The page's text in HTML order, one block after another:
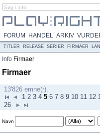
FORUM HANDEL ARKIV
TITLER RELEASE SERIER FIRMAER
Info Firmaer
Firmaer
13'826 emne(r).
1 2 3 4 5 6 7 8 9 10 11 12
26
Navn